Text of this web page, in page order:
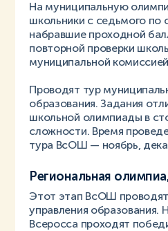
На муниципальную
школьники с седьмого по
набравшие проходной
повторной проверки
муниципальной
Проводят тур
образования. Задания
школьной олимпиады в
сложности. Время
тура ВсОШ — ноябрь,
Региональная
Этот этап ВсОШ проводят
управления образования.
Всеросса проходят